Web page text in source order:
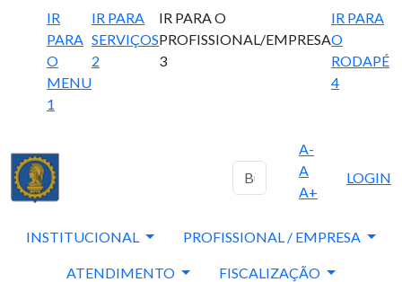
IR
PARA
O
MENU
1
IR PARA
SERVIÇOS
2
IR PARA O
PROFISSIONAL/EMPRESA
3
IR PARA
O
RODAPÉ
4
A-
A
A+
LOGIN
INSTITUCIONAL PROFISSIONAL / EMPRESA
ATENDIMENTO FISCALIZAÇÃO